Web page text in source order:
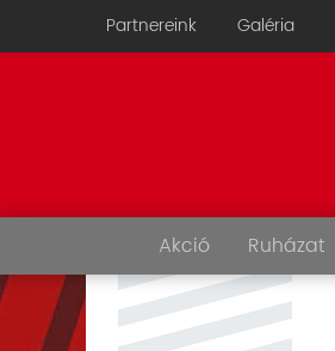
Partnereink Galéria
Akció Ruházat